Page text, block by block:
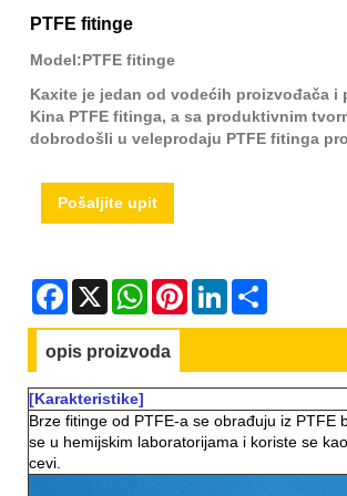
PTFE fitinge
Model:PTFE fitinge
Kaxite je jedan od vodećih proizvođača i
Kina PTFE fitinga, a sa produktivnim
dobrodošli u veleprodaju PTFE fitinga
Pošaljite upit
Facebook
X WhatsAppPinterestLinkedIn
opis proizvoda
[Karakteristike]
Brze fitinge od PTFE-a se obrađuju iz PTFE
se u hemijskim laboratorijama i koriste se
cevi.